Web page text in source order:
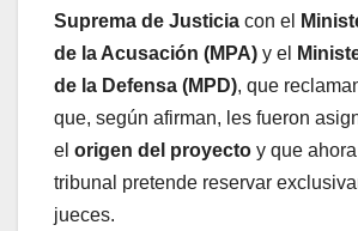
Suprema de Justicia con el
de la Acusación (MPA) y el
de la Defensa (MPD), que
que, según afirman, les fueron
el origen del proyecto y que
tribunal pretende reservar
jueces.